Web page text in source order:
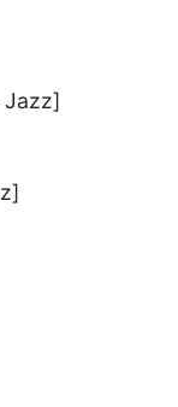
Jazz]